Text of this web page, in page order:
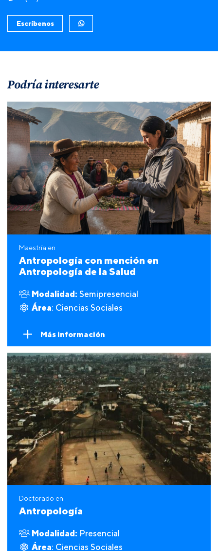
Escríbenos
Podría interesarte
Maestría en
Antropología con mención en
Antropología de la Salud
Modalidad: Semipresencial
Área: Ciencias Sociales
Más información
Doctorado en
Antropología
Modalidad: Presencial
Área: Ciencias Sociales